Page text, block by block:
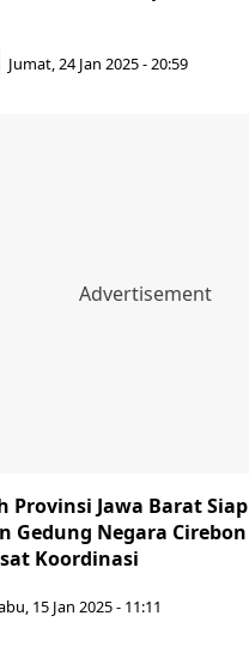
Jumat, 24 Jan 2025 - 20:59
Provinsi Jawa Barat Siap
Gedung Negara Cirebon
Koordinasi
15 Jan 2025 - 11:11